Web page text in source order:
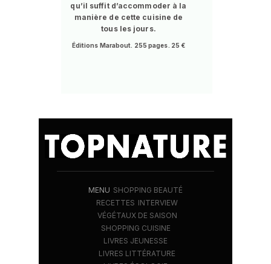
qu’il suffit d’accommoder à la
manière de cette cuisine de
tous les jours.
Éditions Marabout. 255 pages. 25 €
MENU SHOPPING BEAUTÉ
RECETTES INTERVIEW
VÉGÉTAUX DE SAISON
SHOPPING CUISINE
LIVRES JEUNESSE
LIVRES LITTÉRATURE